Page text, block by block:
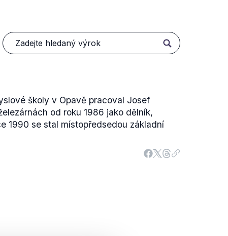
školy v Opavě pracoval Josef
od roku 1986 jako dělník,
1990 se stal místopředsedou základní